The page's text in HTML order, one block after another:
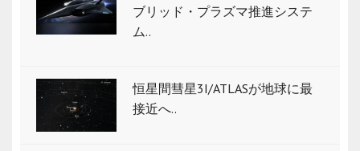
ブリッド・プラズマ推進システ
ム..
恒星間彗星3I/ATLASが地球に最
接近へ..